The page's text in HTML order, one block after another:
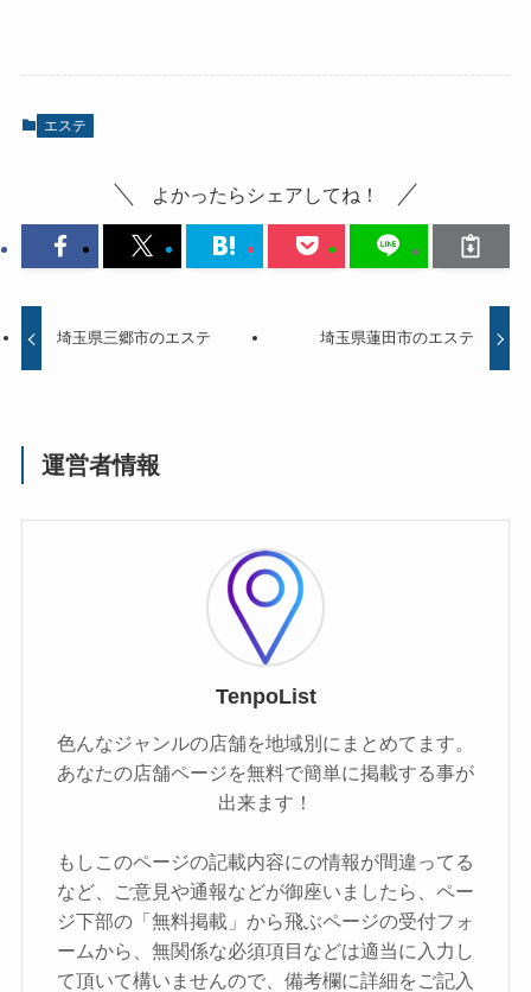
エステ
よかったらシェアしてね！
埼玉県三郷市のエステ 埼玉県蓮田市のエステ
運営者情報
TenpoList
色んなジャンルの店舗を地域別にまとめてます。
あなたの店舗ページを無料で簡単に掲載する事が
出来ます！
もしこのページの記載内容にの情報が間違ってる
など、ご意見や通報などが御座いましたら、ペー
ジ下部の「無料掲載」から飛ぶページの受付フォ
ームから、無関係な必須項目などは適当に入力し
て頂いて構いませんので、備考欄に詳細をご記入